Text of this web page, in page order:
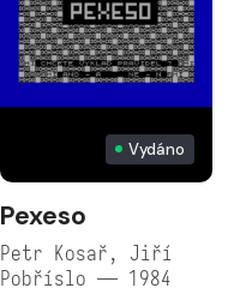
Vydáno
Pexeso
Petr Kosař, Jiří
Pobříslo — 1984